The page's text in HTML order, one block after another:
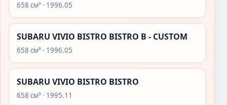
658 см³ · 1996.05
SUBARU VIVIO BISTRO BISTRO B - CUSTOM
658 см³ · 1996.05
SUBARU VIVIO BISTRO BISTRO
658 см³ · 1995.11